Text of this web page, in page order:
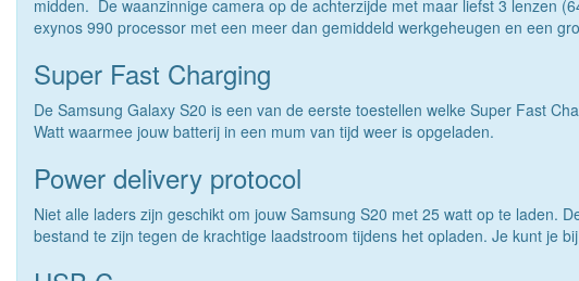
midden. De waanzinnige camera op de achterzijde met maar liefst 3 lenzen
exynos 990 processor met een meer dan gemiddeld werkgeheugen en een
Super Fast Charging
De Samsung Galaxy S20 is een van de eerste toestellen welke Super Fast
Watt waarmee jouw batterij in een mum van tijd weer is opgeladen.
Power delivery protocol
Niet alle laders zijn geschikt om jouw Samsung S20 met 25 watt op te laden.
bestand te zijn tegen de krachtige laadstroom tijdens het opladen. Je kunt je